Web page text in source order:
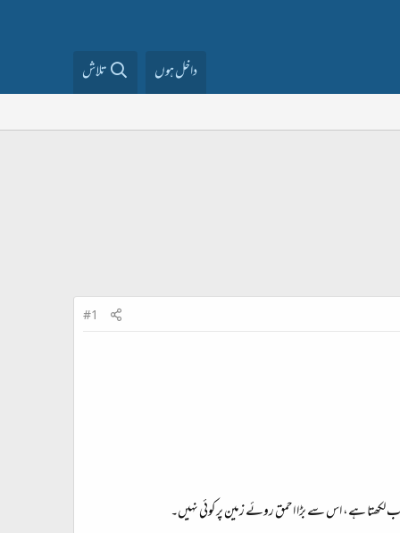
داخل ہوں تلاش
#1
لکھتا ہے، اس سے بڑا احمق روئے زمین پر کوئی نہیں۔